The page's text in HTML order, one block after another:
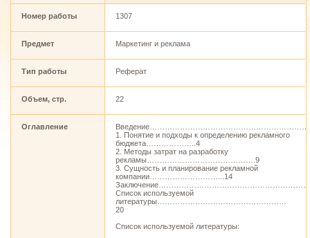
Номер работы 1307
Предмет Маркетинг и реклама
Тип работы Реферат
Объем, стр. 22
Оглавление
1. Понятие и подходы к определению рекламного
бюджета………………..4
2. Методы затрат на разработку
рекламы…………………………………….9
3. Сущность и планирование рекламной
компании………………………...14
Список используемой
литературы……………………………………………
20
Список используемой литературы: